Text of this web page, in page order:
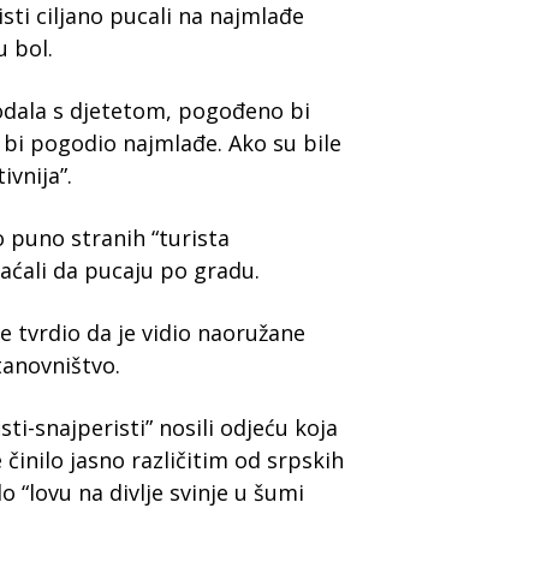
ciljano pucali na najmlađe
bol.
s djetetom, pogođeno bi
pogodio najmlađe. Ako su bile
puno stranih “turista
da pucaju po gradu.
tvrdio da je vidio naoružane
snajperisti” nosili odjeću koja
jasno različitim od srpskih
“lovu na divlje svinje u šumi